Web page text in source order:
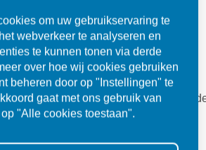
originele verpakking aan Swanenberg
worden teruggezonden op kosten en
aanvaardt geen enkele
dan ook, wanneer door de wederpartij
toegepast, gewijzigd, veranderd, etc.
gerechtigd, ook niet indien zij
om uw gebruikservaring te
webverkeer te analyseren en
te kunnen tonen via derde
over hoe wij cookies gebruiken
beheren door op "Instellingen" te
gaat met ons gebruik van
"Alle cookies toestaan".